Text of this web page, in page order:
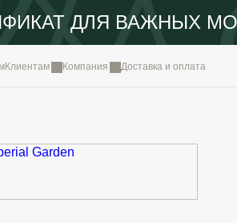
ДЛЯ ВАЖНЫХ
Клиентам Компания Доставка и оплата